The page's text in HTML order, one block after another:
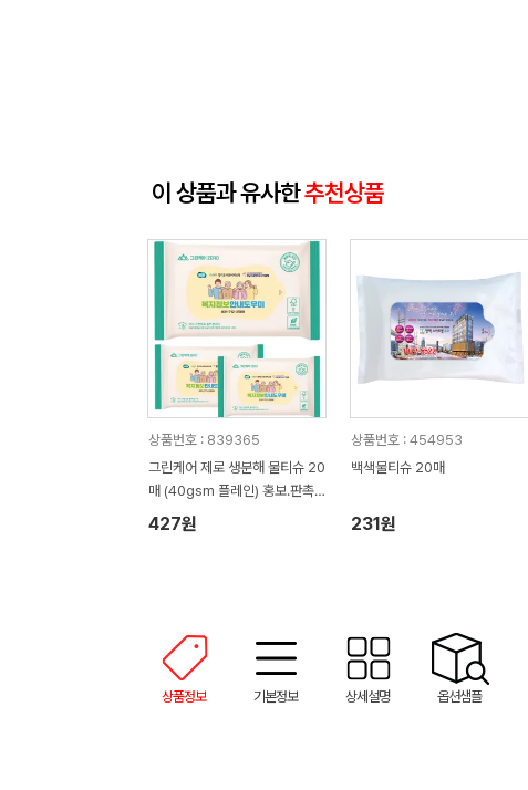
이 상품과 유사한추천상품
상품번호 : 839365
그린케어 제로 생분해 물티슈 20
매 (40gsm 플레인) 홍보.판촉
용 물티슈
427원
상품번호 : 454953
백색물티슈 20매
231원
상품정보 기본정보 상세설명 옵션샘플